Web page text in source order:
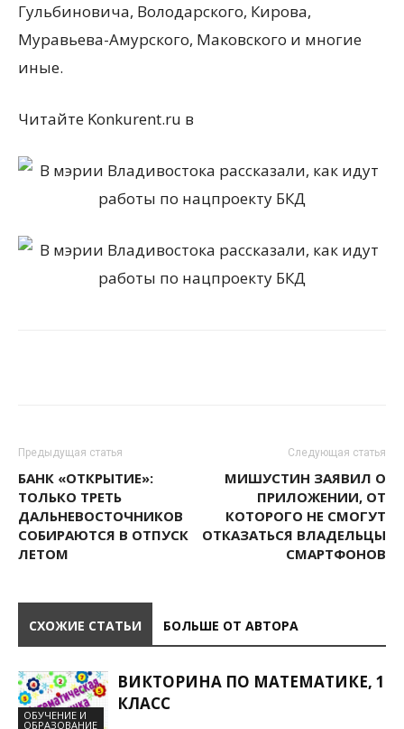
Гульбиновича, Володарского, Кирова,
Муравьева-Амурского, Маковского и многие
иные.
Читайте Konkurent.ru в
Предыдущая статья
БАНК «ОТКРЫТИЕ»:
ТОЛЬКО ТРЕТЬ
ДАЛЬНЕВОСТОЧНИКОВ
СОБИРАЮТСЯ В ОТПУСК
ЛЕТОМ
Следующая статья
МИШУСТИН ЗАЯВИЛ О
ПРИЛОЖЕНИИ, ОТ
КОТОРОГО НЕ СМОГУТ
ОТКАЗАТЬСЯ ВЛАДЕЛЬЦЫ
СМАРТФОНОВ
СХОЖИЕ СТАТЬИ БОЛЬШЕ ОТ АВТОРА
ОБУЧЕНИЕ И
ОБРАЗОВАНИЕ
ВИКТОРИНА ПО МАТЕМАТИКЕ, 1
КЛАСС